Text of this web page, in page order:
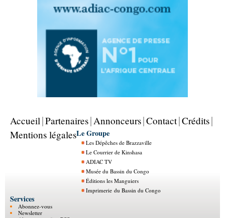
Accueil Partenaires Annonceurs Contact Crédits
Mentions légalesLe Groupe
Les Dépêches de Brazzaville
Le Courrier de Kinshasa
ADIAC TV
Musée du Bassin du Congo
Éditions les Manguiers
Imprimerie du Bassin du Congo
Services
Abonnez-vous
Newsletter